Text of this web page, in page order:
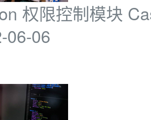
权限控制模块
06-06